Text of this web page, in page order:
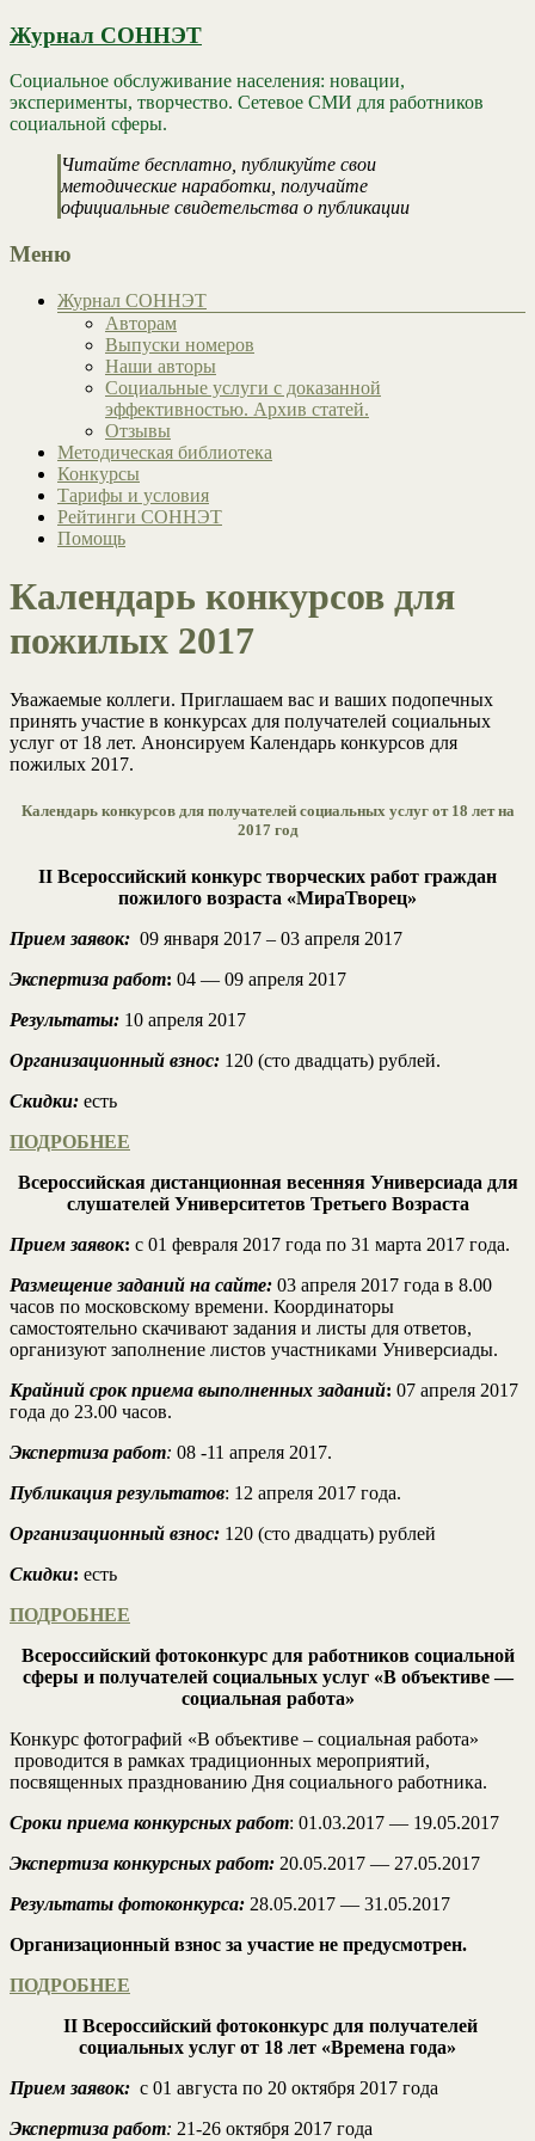
Журнал СОННЭТ
Социальное обслуживание населения: новации,
эксперименты, творчество. Сетевое СМИ для работников
социальной сферы.
Читайте бесплатно, публикуйте свои
методические наработки, получайте
официальные свидетельства о публикации
Меню
Журнал СОННЭТ
Авторам
Выпуски номеров
Наши авторы
Социальные услуги с доказанной
эффективностью. Архив статей.
Отзывы
Методическая библиотека
Конкурсы
Тарифы и условия
Рейтинги СОННЭТ
Помощь
Календарь конкурсов для
пожилых 2017
Уважаемые коллеги. Приглашаем вас и ваших подопечных
принять участие в конкурсах для получателей социальных
услуг от 18 лет. Анонсируем Календарь конкурсов для
пожилых 2017.
Календарь конкурсов для получателей социальных услуг от 18 лет на
2017 год
II Всероссийский конкурс творческих работ граждан
пожилого возраста «МираТворец»
Прием заявок: 09 января 2017 – 03 апреля 2017
Экспертиза работ: 04 — 09 апреля 2017
Результаты: 10 апреля 2017
Организационный взнос: 120 (сто двадцать) рублей.
Скидки: есть
ПОДРОБНЕЕ
Всероссийская дистанционная весенняя Универсиада для
слушателей Университетов Третьего Возраста
Прием заявок: с 01 февраля 2017 года по 31 марта 2017 года.
Размещение заданий на сайте: 03 апреля 2017 года в 8.00
часов по московскому времени. Координаторы
самостоятельно скачивают задания и листы для ответов,
организуют заполнение листов участниками Универсиады.
Крайний срок приема выполненных заданий: 07 апреля 2017
года до 23.00 часов.
Экспертиза работ: 08 -11 апреля 2017.
Публикация результатов: 12 апреля 2017 года.
Организационный взнос: 120 (сто двадцать) рублей
Скидки: есть
ПОДРОБНЕЕ
Всероссийский фотоконкурс для работников социальной
сферы и получателей социальных услуг «В объективе —
социальная работа»
Конкурс фотографий «В объективе – социальная работа»
проводится в рамках традиционных мероприятий,
посвященных празднованию Дня социального работника.
Сроки приема конкурсных работ: 01.03.2017 — 19.05.2017
Экспертиза конкурсных работ: 20.05.2017 — 27.05.2017
Результаты фотоконкурса: 28.05.2017 — 31.05.2017
Организационный взнос за участие не предусмотрен.
ПОДРОБНЕЕ
II Всероссийский фотоконкурс для получателей
социальных услуг от 18 лет «Времена года»
Прием заявок: с 01 августа по 20 октября 2017 года
Экспертиза работ: 21-26 октября 2017 года